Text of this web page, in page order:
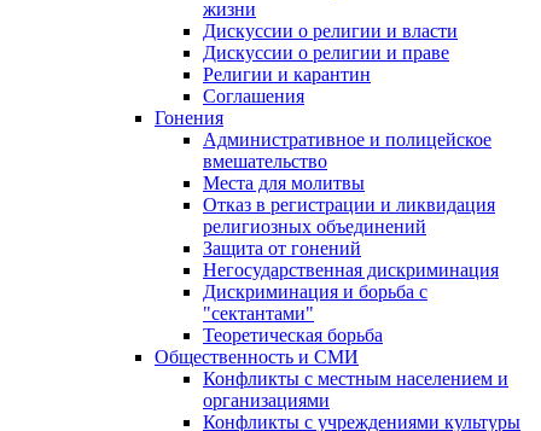
жизни
Дискуссии о религии и власти
Дискуссии о религии и праве
Религии и карантин
Соглашения
Гонения
Административное и полицейское
вмешательство
Места для молитвы
Отказ в регистрации и ликвидация
религиозных объединений
Защита от гонений
Негосударственная дискриминация
Дискриминация и борьба с
"сектантами"
Теоретическая борьба
Общественность и СМИ
Конфликты с местным населением и
организациями
Конфликты с учреждениями культуры